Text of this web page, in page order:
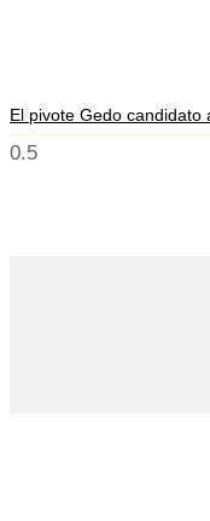
El pivote Gedo candidato